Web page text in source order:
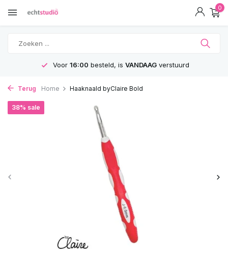
0
Voor 16:00 besteld, is VANDAAGverstuurd
Terug Home Haaknaald byClaire Bold
38% sale